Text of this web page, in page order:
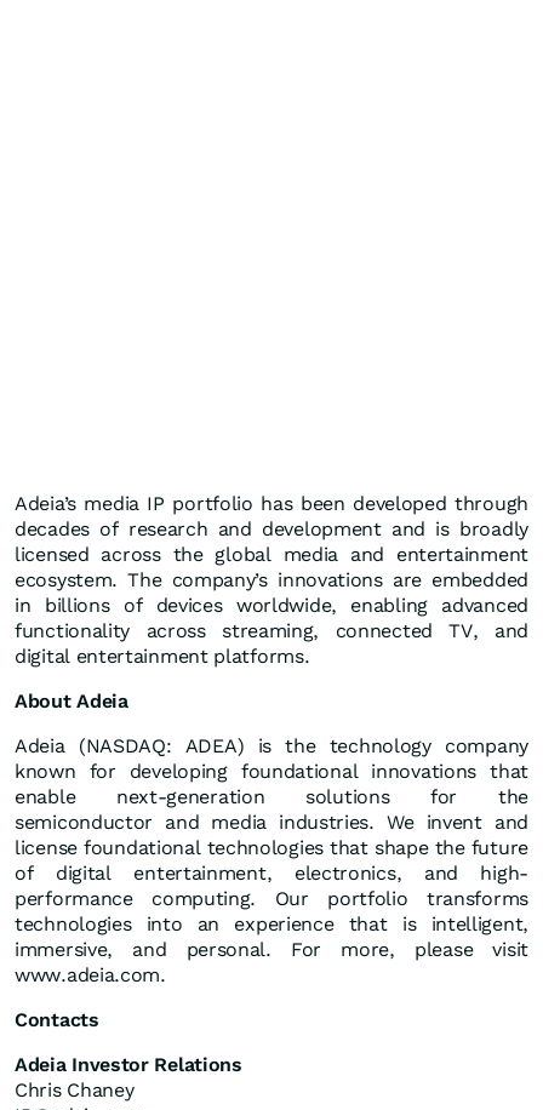
Adeia’s media IP portfolio has been developed through
decades of research and development and is broadly
licensed across the global media and entertainment
ecosystem. The company’s innovations are embedded
in billions of devices worldwide, enabling advanced
functionality across streaming, connected TV, and
digital entertainment platforms.
About Adeia
Adeia (NASDAQ: ADEA) is the technology company
known for developing foundational innovations that
enable next-generation solutions for the
semiconductor and media industries. We invent and
license foundational technologies that shape the future
of digital entertainment, electronics, and high-
performance computing. Our portfolio transforms
technologies into an experience that is intelligent,
immersive, and personal. For more, please visit
www.adeia.com.
Contacts
Adeia Investor Relations
Chris Chaney